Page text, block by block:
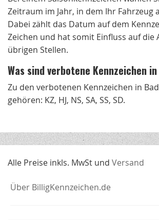
Zeitraum im Jahr, in dem Ihr Fahrzeug
Dabei zählt das Datum auf dem
Zeichen und hat somit Einfluss auf die
übrigen Stellen.
Was sind verbotene Kennzeichen
Zu den verbotenen Kennzeichen in
gehören: KZ, HJ, NS, SA, SS, SD.
Alle Preise inkls. MwSt und Versand
Über BilligKennzeichen.de